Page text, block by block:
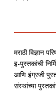
मराठी विज्ञान
इ-पुस्तकांची
आणि इंग्रजी
संस्थांच्या